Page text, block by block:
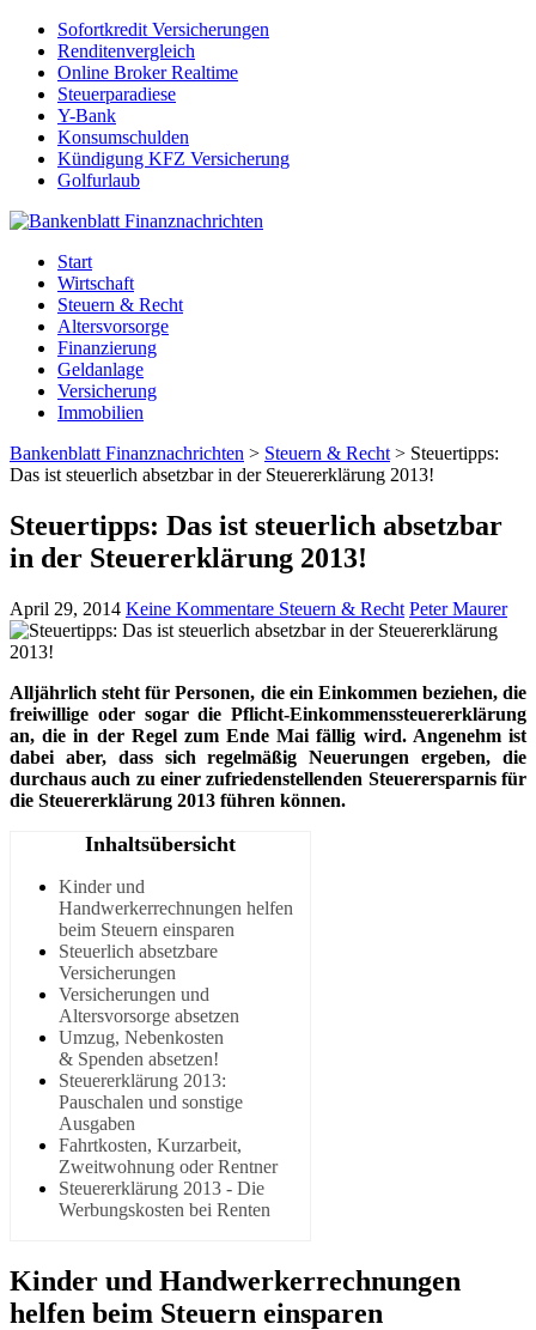
Sofortkredit Versicherungen
Renditenvergleich
Online Broker Realtime
Steuerparadiese
Y-Bank
Konsumschulden
Kündigung KFZ Versicherung
Golfurlaub
Start
Wirtschaft
Steuern & Recht
Altersvorsorge
Finanzierung
Geldanlage
Versicherung
Immobilien
Bankenblatt Finanznachrichten > Steuern & Recht > Steuertipps:
Das ist steuerlich absetzbar in der Steuererklärung 2013!
Steuertipps: Das ist steuerlich absetzbar
in der Steuererklärung 2013!
April 29, 2014 Keine Kommentare Steuern & Recht Peter Maurer
Alljährlich steht für Personen, die ein Einkommen beziehen, die
freiwillige oder sogar die Pflicht-Einkommenssteuererklärung
an, die in der Regel zum Ende Mai fällig wird. Angenehm ist
dabei aber, dass sich regelmäßig Neuerungen ergeben, die
durchaus auch zu einer zufriedenstellenden Steuerersparnis für
die Steuererklärung 2013 führen können.
Inhaltsübersicht
Kinder und
Handwerkerrechnungen helfen
beim Steuern einsparen
Steuerlich absetzbare
Versicherungen
Versicherungen und
Altersvorsorge absetzen
Umzug, Nebenkosten
& Spenden absetzen!
Steuererklärung 2013:
Pauschalen und sonstige
Ausgaben
Fahrtkosten, Kurzarbeit,
Zweitwohnung oder Rentner
Steuererklärung 2013 - Die
Werbungskosten bei Renten
Kinder und Handwerkerrechnungen
helfen beim Steuern einsparen